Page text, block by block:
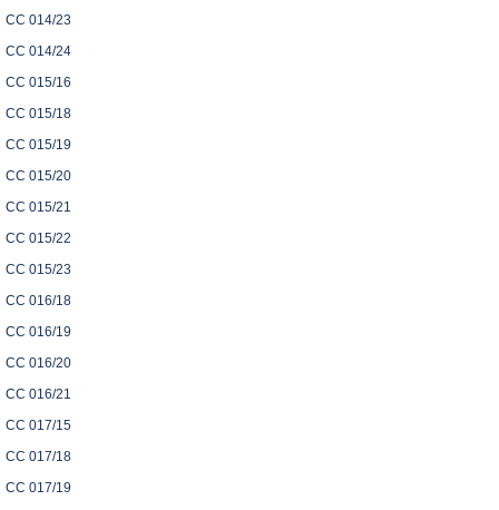
CC 014/23
CC 014/24
CC 015/16
CC 015/18
CC 015/19
CC 015/20
CC 015/21
CC 015/22
CC 015/23
CC 016/18
CC 016/19
CC 016/20
CC 016/21
CC 017/15
CC 017/18
CC 017/19